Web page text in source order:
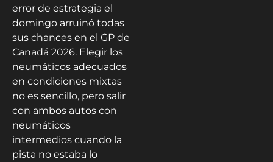
error de estrategia el
domingo arruinó todas
sus chances en el GP de
Canadá 2026. Elegir los
neumáticos adecuados
en condiciones mixtas
no es sencillo, pero salir
con ambos autos con
neumáticos
intermedios cuando la
pista no estaba lo